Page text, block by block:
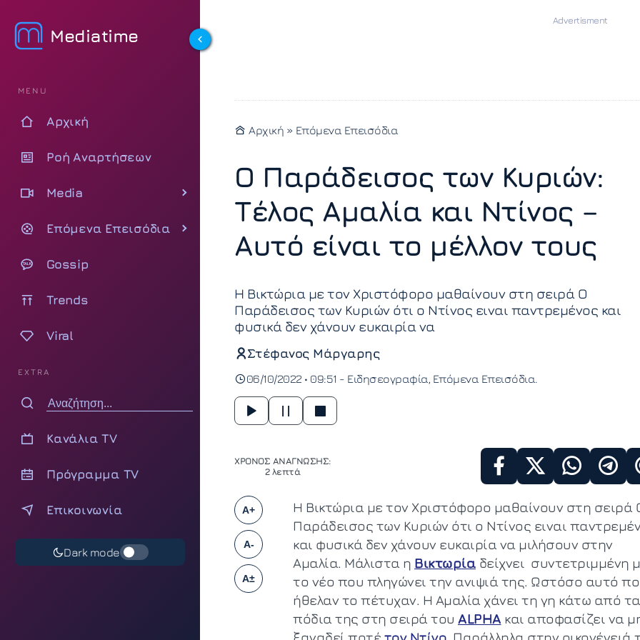
Mediatime
MENU
Αρχική
Ροή Αναρτήσεων
Media
Επόμενα Επεισόδια
Gossip
Trends
Viral
EXTRA
Κανάλια TV
Πρόγραμμα TV
Επικοινωνία
Dark mode
Αρχική » Επόμενα Επεισόδια
Ο Παράδεισος των Κυριών:
Τέλος Αμαλία και Ντίνος –
Αυτό είναι το μέλλον τους
Η Βικτώρια με τον Χριστόφορο μαθαίνουν στη σειρά Ο
Παράδεισος των Κυριών ότι ο Ντίνος ειναι παντρεμένος και
φυσικά δεν χάνουν ευκαιρία να
Στέφανος Μάργαρης
06/10/2022 • 09:51 - Ειδησεογραφία Επόμενα Επεισόδια
ΧΡΟΝΟΣ ΑΝΑΓΝΩΣΗΣ:
2 λεπτά
A+
A-
A±
Η Βικτώρια με τον Χριστόφορο μαθαίνουν στη σειρά
Παράδεισος των Κυριών ότι ο Ντίνος ειναι
και φυσικά δεν χάνουν ευκαιρία να μιλήσουν στην
Αμαλία. Μάλιστα η Βικτωρία δείχνει συντετριμμένη
το νέο που πληγώνει την ανιψιά της. Ωστόσο αυτό
ήθελαν το πέτυχαν. Η Αμαλία χάνει τη γη κάτω από τα
πόδια της στη σειρά του ALPHA και αποφασίζει να